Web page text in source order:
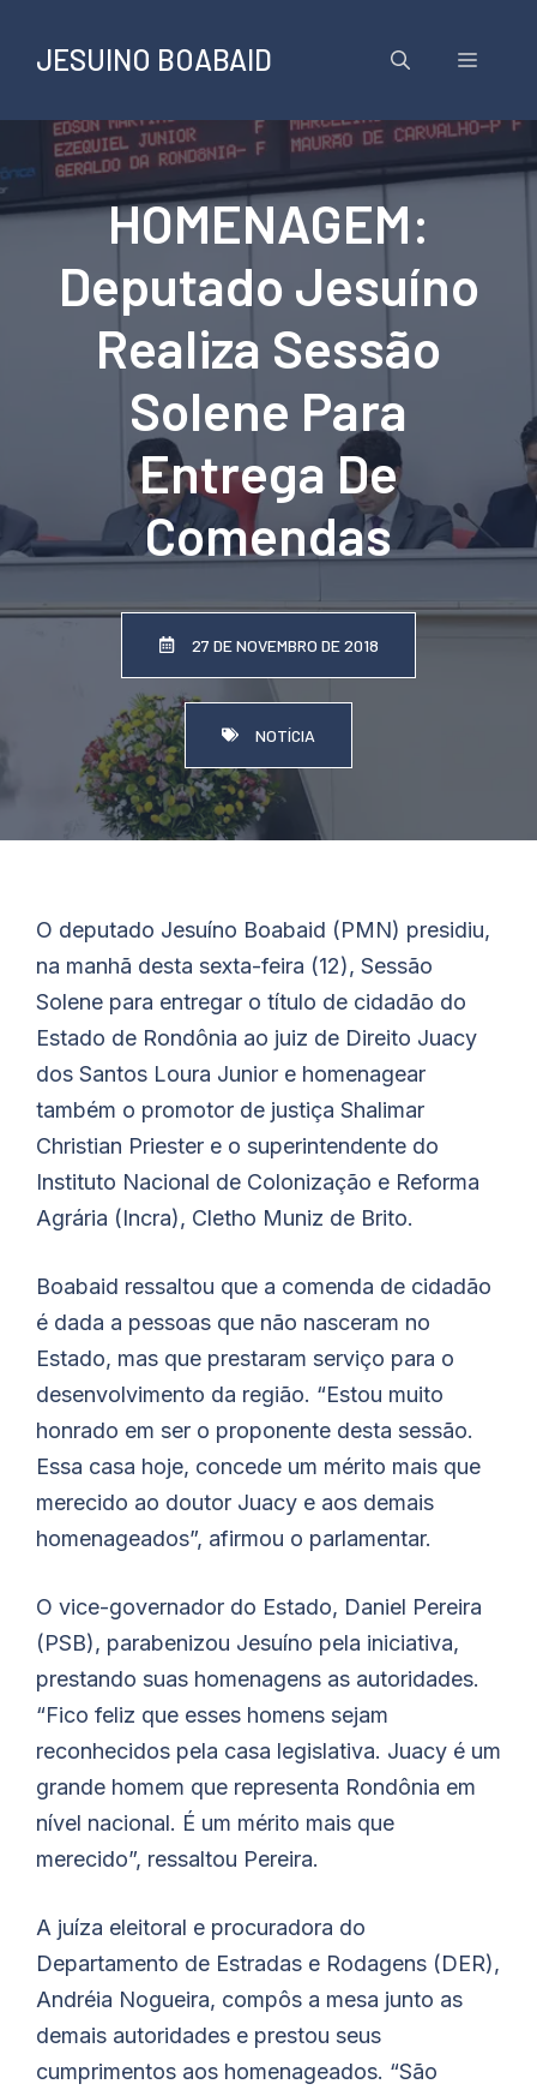
conteúdo
JESUINO BOABAID Menu
HOMENAGEM:
Deputado Jesuíno
Realiza Sessão
Solene Para
Entrega De
Comendas
27 DE NOVEMBRO DE 2018
NOTÍCIA
O deputado Jesuíno Boabaid (PMN) presidiu,
na manhã desta sexta-feira (12), Sessão
Solene para entregar o título de cidadão do
Estado de Rondônia ao juiz de Direito Juacy
dos Santos Loura Junior e homenagear
também o promotor de justiça Shalimar
Christian Priester e o superintendente do
Instituto Nacional de Colonização e Reforma
Agrária (Incra), Cletho Muniz de Brito.
Boabaid ressaltou que a comenda de cidadão
é dada a pessoas que não nasceram no
Estado, mas que prestaram serviço para o
desenvolvimento da região. “Estou muito
honrado em ser o proponente desta sessão.
Essa casa hoje, concede um mérito mais que
merecido ao doutor Juacy e aos demais
homenageados”, afirmou o parlamentar.
O vice-governador do Estado, Daniel Pereira
(PSB), parabenizou Jesuíno pela iniciativa,
prestando suas homenagens as autoridades.
“Fico feliz que esses homens sejam
reconhecidos pela casa legislativa. Juacy é um
grande homem que representa Rondônia em
nível nacional. É um mérito mais que
merecido”, ressaltou Pereira.
A juíza eleitoral e procuradora do
Departamento de Estradas e Rodagens (DER),
Andréia Nogueira, compôs a mesa junto as
demais autoridades e prestou seus
cumprimentos aos homenageados. “São